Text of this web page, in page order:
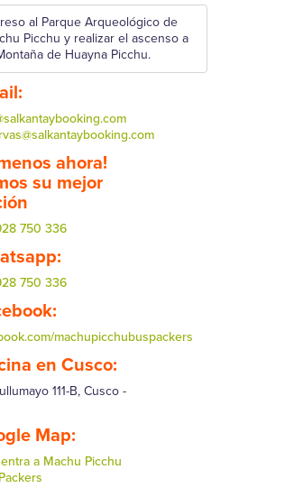
al Parque Arqueológico de
Picchu y realizar el ascenso a
de Huayna Picchu.
ahora!
su mejor
750 336
750 336
machupicchubuspackers
en Cusco:
111-B, Cusco -
Map:
a Machu Picchu